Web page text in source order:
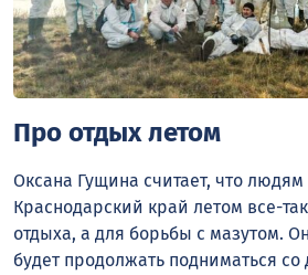
Про отдых летом
Оксана Гущина считает, что людям
Краснодарский край летом все-
отдыха, а для борьбы с мазутом.
будет продолжать подниматься